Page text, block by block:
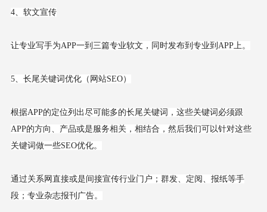
4、软文宣传
让专业写手为APP一到三篇专业软文，同时发布到专业到APP上。
5、长尾关键词优化（网站SEO）
根据APP的定位列出尽可能多的长尾关键词，这些关键词必须跟
APP的方向、产品或是服务相关，相结合，然后我们可以针对这些
关键词做一些SEO优化。
通过关系网直接或是间接宣传行业门户；群发、定阅、报纸等手
段；专业杂志报刊广告。